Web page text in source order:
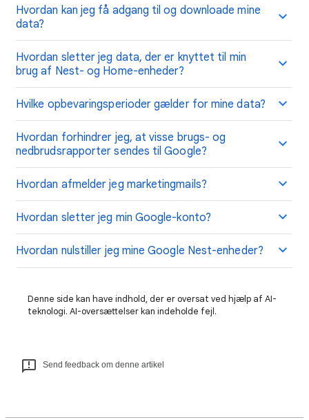
Hvordan kan jeg få adgang til og downloade mine
data?
Hvordan sletter jeg data, der er knyttet til min
brug af Nest- og Home-enheder?
Hvilke opbevaringsperioder gælder for mine data?
Hvordan forhindrer jeg, at visse brugs- og
nedbrudsrapporter sendes til Google?
Hvordan afmelder jeg marketingmails?
Hvordan sletter jeg min Google-konto?
Hvordan nulstiller jeg mine Google Nest-enheder?
Denne side kan have indhold, der er oversat ved hjælp af AI-
teknologi. AI-oversættelser kan indeholde fejl.
Send feedback om denne artikel